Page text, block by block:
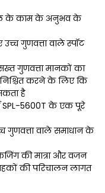
के काम के अनुभव के
गुणवत्ता वाले स्पॉट
गुणवत्ता मानकों का
करने के लिए कि
है
SPL-5600T के एक पूरे
गुणवत्ता वाले समाधान के
की मात्रा और वजन
की परिचालन लागत